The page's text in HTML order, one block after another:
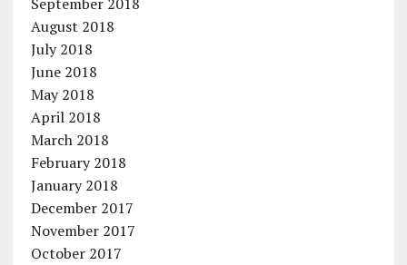
August 2018
July 2018
June 2018
May 2018
April 2018
March 2018
February 2018
January 2018
December 2017
November 2017
October 2017